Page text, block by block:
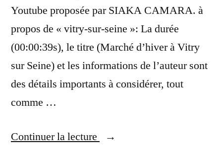
Youtube proposée par SIAKA CAMARA. à
propos de « vitry-sur-seine »: La durée
(00:00:39s), le titre (Marché d’hiver à Vitry
sur Seine) et les informations de l’auteur sont
des détails importants à considérer, tout
comme …
Continuer la lecture
« (vitry-